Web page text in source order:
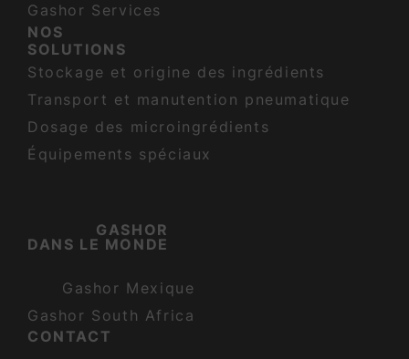
Gashor Services
NOS
SOLUTIONS
Stockage et origine des ingrédients
Transport et manutention pneumatique
Dosage des microingrédients
Équipements spéciaux
GASHOR
DANS LE MONDE
Gashor Mexique
Gashor South Africa
CONTACT